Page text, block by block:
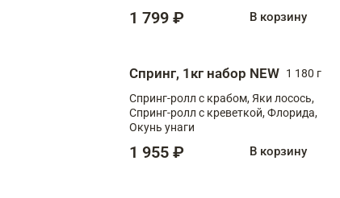
1 799 ₽ В корзину
Спринг, 1кг набор NEW 1 180 г
Спринг-ролл с крабом, Яки лосось,
Спринг-ролл с креветкой, Флорида,
Окунь унаги
1 955 ₽ В корзину